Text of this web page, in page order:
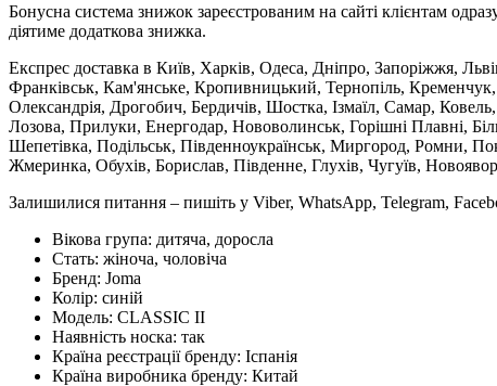
Бонусна система знижок зареєстрованим на сайті клієнтам
діятиме додаткова знижка.
Експрес доставка в Київ, Харків, Одеса, Дніпро, Запоріжжя,
Франківськ, Кам'янське, Кропивницький, Тернопіль,
Олександрія, Дрогобич, Бердичів, Шостка, Ізмаїл, Самар,
Лозова, Прилуки, Енергодар, Нововолинськ, Горішні Плавні,
Шепетівка, Подільськ, Південноукраїнськ, Миргород, Ромни,
Жмеринка, Обухів, Борислав, Південне, Глухів, Чугуїв,
Залишилися питання – пишіть у Viber, WhatsApp, Telegram,
Вікова група: дитяча, доросла
Стать: жіноча, чоловіча
Бренд: Joma
Колір: синій
Модель: CLASSIC II
Наявність носка: так
Країна реєстрації бренду: Іспанія
Країна виробника бренду: Китай